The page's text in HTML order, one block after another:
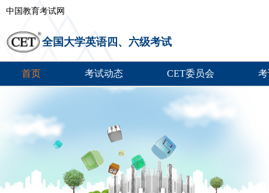
中国教育考试网
全国大学英语四、六级考试
首页 考试动态 CET委员会